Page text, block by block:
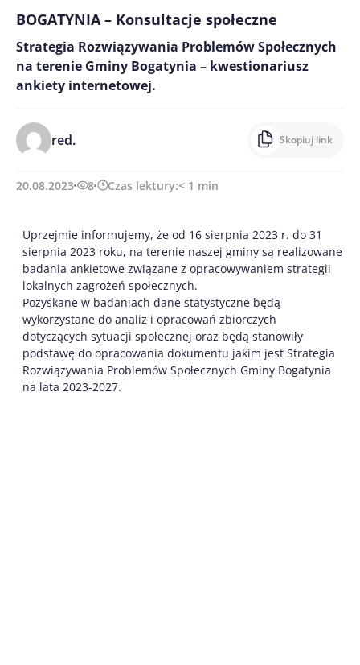
BOGATYNIA – Konsultacje społeczne
Strategia Rozwiązywania Problemów Społecznych
na terenie Gminy Bogatynia – kwestionariusz
ankiety internetowej.
red. Skopiuj link
20.08.2023 8 Czas lektury:< 1 min
Uprzejmie informujemy, że od 16 sierpnia 2023 r. do 31
sierpnia 2023 roku, na terenie naszej gminy są realizowane
badania ankietowe związane z opracowywaniem strategii
lokalnych zagrożeń społecznych.
Pozyskane w badaniach dane statystyczne będą
wykorzystane do analiz i opracowań zbiorczych
dotyczących sytuacji społecznej oraz będą stanowiły
podstawę do opracowania dokumentu jakim jest Strategia
Rozwiązywania Problemów Społecznych Gminy Bogatynia
na lata 2023-2027.